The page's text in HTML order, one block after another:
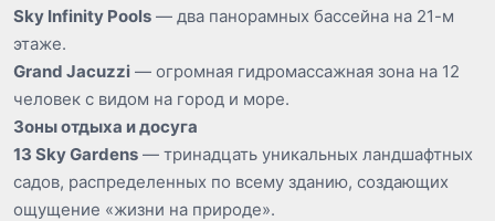
Sky Infinity Pools — два панорамных бассейна на 21-м
этаже.
Grand Jacuzzi — огромная гидромассажная зона на 12
человек с видом на город и море.
Зоны отдыха и досуга
13 Sky Gardens — тринадцать уникальных ландшафтных
садов, распределенных по всему зданию, создающих
ощущение «жизни на природе».